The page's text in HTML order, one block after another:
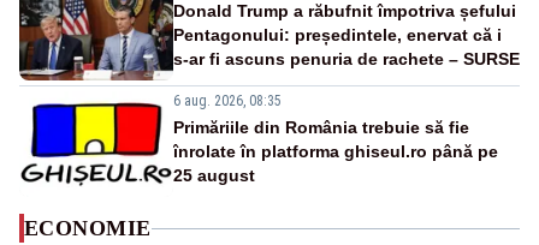
Donald Trump a răbufnit împotriva șefului
Pentagonului: președintele, enervat că i
s-ar fi ascuns penuria de rachete – SURSE
6 aug. 2026, 08:35
Primăriile din România trebuie să fie
înrolate în platforma ghiseul.ro până pe
25 august
ECONOMIE